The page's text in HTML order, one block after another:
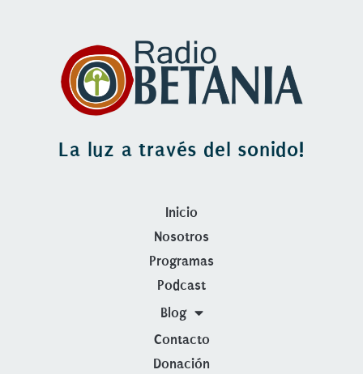
La luz a través del sonido!
Inicio
Nosotros
Programas
Podcast
Blog
Contacto
Donación